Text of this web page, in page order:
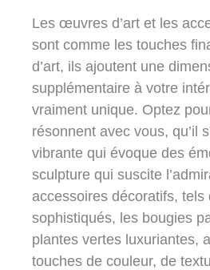
Les œuvres d’art et les
sont comme les touches
d’art, ils ajoutent une
supplémentaire à votre
vraiment unique. Optez
résonnent avec vous, qu’il
vibrante qui évoque des
sculpture qui suscite
accessoires décoratifs, tels
sophistiqués, les bougies
plantes vertes luxuriantes,
touches de couleur, de